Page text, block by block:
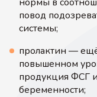
повод
системы;
пролактин —
повышенном
продукция ФСГ
беременности;